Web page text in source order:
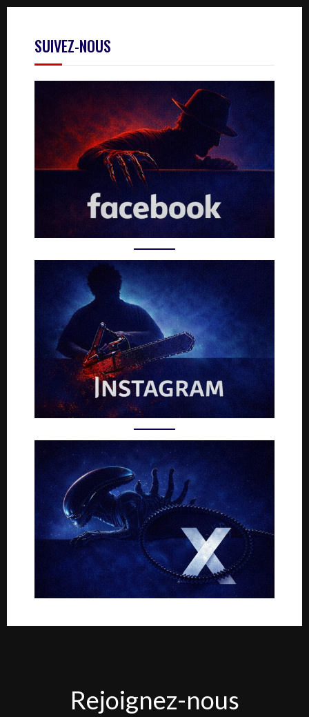
SUIVEZ-NOUS
nous
Rejoignez-nous